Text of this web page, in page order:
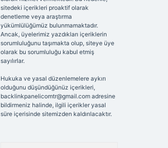
sitedeki içerikleri proaktif olarak
denetleme veya araştırma
yükümlülüğümüz bulunmamaktadır.
Ancak, üyelerimiz yazdıkları içeriklerin
sorumluluğunu taşımakta olup, siteye üye
olarak bu sorumluluğu kabul etmiş
sayılırlar.
Hukuka ve yasal düzenlemelere aykırı
olduğunu düşündüğünüz içerikleri,
backlinkpanelicomtr@gmail.comadresine
bildirmeniz halinde, ilgili içerikler yasal
süre içerisinde sitemizden kaldırılacaktır.